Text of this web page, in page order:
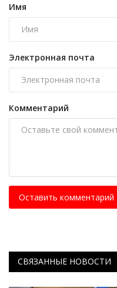
Имя
Электронная почта
Комментарий
Оставить комментарий
СВЯЗАННЫЕ НОВОСТИ